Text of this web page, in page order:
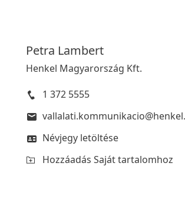
Petra Lambert
Henkel Magyarország Kft.
1 372 5555
Névjegy letöltése
Hozzáadás Saját tartalomhoz